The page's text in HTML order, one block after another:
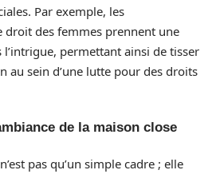
Par exemple, les
droit des femmes prennent une
permettant ainsi de tisser
au sein d’une lutte pour des droits
de la maison close
pas qu’un simple cadre ; elle